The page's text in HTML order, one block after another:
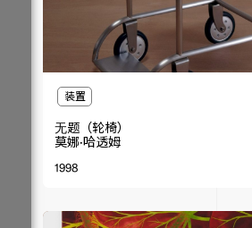
装置
⽆题（轮椅）
莫娜·哈透姆
1998